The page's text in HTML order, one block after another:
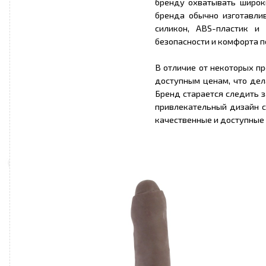
бренда обычно
силикон, ABS-пластик
безопасности и комфорта
В отличие от некоторых
доступным ценам, что
Бренд старается
привлекательный
качественные и